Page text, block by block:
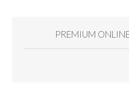
PREMIUM